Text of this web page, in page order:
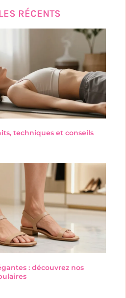
RÉCENTS
techniques et conseils
: découvrez nos